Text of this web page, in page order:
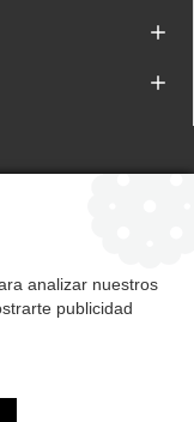
| C/ Pintores 6-8,
analizar nuestros
publicidad